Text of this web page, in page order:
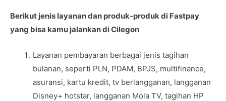
Berikut jenis layanan dan produk-produk di Fastpay
yang bisa kamu jalankan di Cilegon
Layanan pembayaran berbagai jenis tagihan
bulanan, seperti PLN, PDAM, BPJS, multifinance,
asuransi, kartu kredit, tv berlangganan, langganan
Disney+ hotstar, langganan Mola TV, tagihan HP